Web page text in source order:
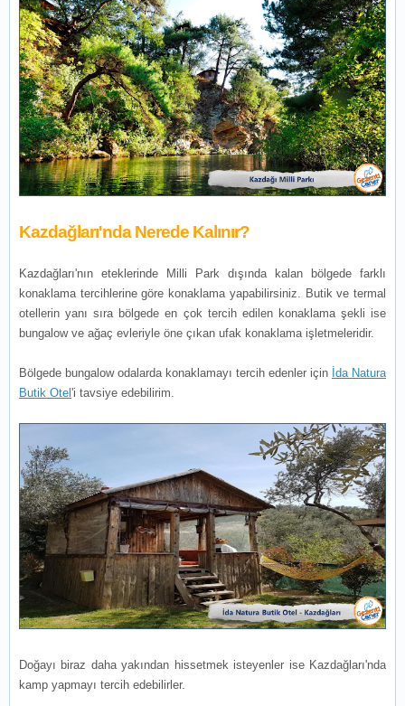
Kazdağları'nda Nerede Kalınır?
Kazdağları'nın eteklerinde Milli Park dışında kalan bölgede farklı
konaklama tercihlerine göre konaklama yapabilirsiniz. Butik ve termal
otellerin yanı sıra bölgede en çok tercih edilen konaklama şekli ise
bungalow ve ağaç evleriyle öne çıkan ufak konaklama işletmeleridir.
Bölgede bungalow odalarda konaklamayı tercih edenler için İda Natura
Butik Otel 'i tavsiye edebilirim.
Doğayı biraz daha yakından hissetmek isteyenler ise Kazdağları'nda
kamp yapmayı tercih edebilirler.